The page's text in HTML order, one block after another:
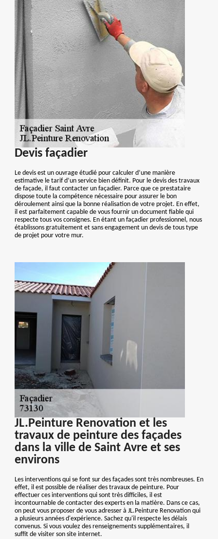
Devis façadier
Le devis est un ouvrage étudié pour calculer d’une manière
estimative le tarif d’un service bien définit. Pour le devis des travaux
de façade, il faut contacter un façadier. Parce que ce prestataire
dispose toute la compétence nécessaire pour assurer le bon
déroulement ainsi que la bonne réalisation de votre projet. En effet,
il est parfaitement capable de vous fournir un document fiable qui
respecte tous vos consignes. En étant un façadier professionnel, nous
établissons gratuitement et sans engagement un devis de tous type
de projet pour votre mur.
JL.Peinture Renovation et les
travaux de peinture des façades
dans la ville de Saint Avre et ses
environs
Les interventions qui se font sur des façades sont très nombreuses. En
effet, il est possible de réaliser des travaux de peinture. Pour
effectuer ces interventions qui sont très difficiles, il est
incontournable de contacter des experts en la matière. Dans ce cas,
on peut vous proposer de vous adresser à JL.Peinture Renovation qui
a plusieurs années d'expérience. Sachez qu'il respecte les délais
convenus. Si vous voulez des renseignements supplémentaires, il
suffit de visiter son site internet.